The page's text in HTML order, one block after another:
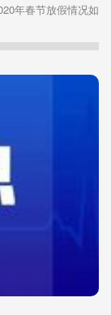
年春节放假情况如